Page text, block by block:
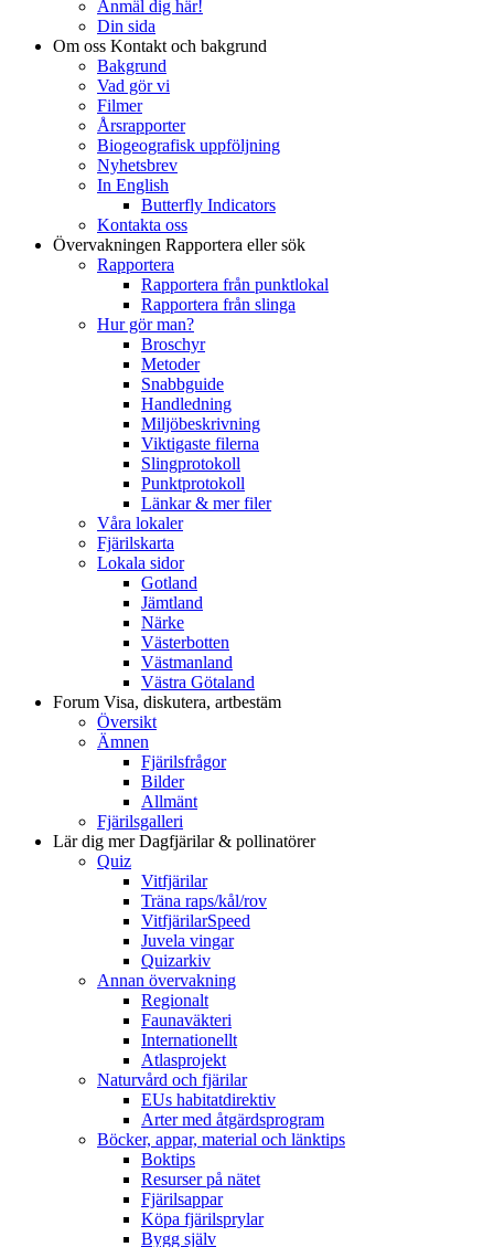
Anmäl dig här!
Din sida
Om oss Kontakt och bakgrund
Bakgrund
Vad gör vi
Filmer
Årsrapporter
Biogeografisk uppföljning
Nyhetsbrev
In English
Butterfly Indicators
Kontakta oss
Övervakningen Rapportera eller sök
Rapportera
Rapportera från punktlokal
Rapportera från slinga
Hur gör man?
Broschyr
Metoder
Snabbguide
Handledning
Miljöbeskrivning
Viktigaste filerna
Slingprotokoll
Punktprotokoll
Länkar & mer filer
Våra lokaler
Fjärilskarta
Lokala sidor
Gotland
Jämtland
Närke
Västerbotten
Västmanland
Västra Götaland
Forum Visa, diskutera, artbestäm
Översikt
Ämnen
Fjärilsfrågor
Bilder
Allmänt
Fjärilsgalleri
Lär dig merDagfjärilar & pollinatörer
Quiz
Vitfjärilar
Träna raps/kål/rov
VitfjärilarSpeed
Juvela vingar
Quizarkiv
Annan övervakning
Regionalt
Faunaväkteri
Internationellt
Atlasprojekt
Naturvård och fjärilar
EUs habitatdirektiv
Arter med åtgärdsprogram
Böcker, appar, material och länktips
Boktips
Resurser på nätet
Fjärilsappar
Köpa fjärilsprylar
Bygg själv